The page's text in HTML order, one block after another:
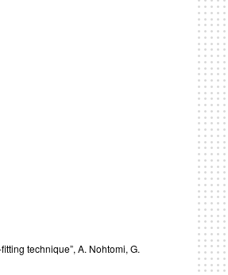
technique”, A. Nohtomi, G.